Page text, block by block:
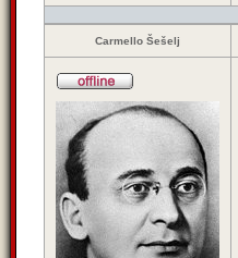
Carmello Šešelj